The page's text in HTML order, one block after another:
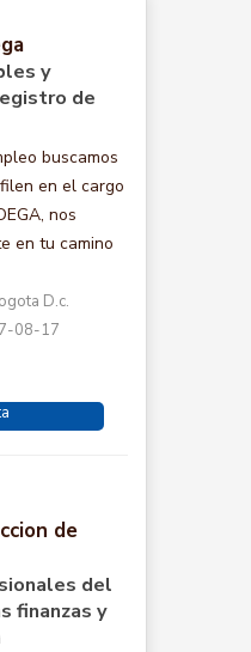
y
de
buscamos
en el cargo
nos
en tu camino
D.c.
08-17
de
del
finanzas y